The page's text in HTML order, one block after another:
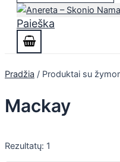
Paieška
Pradžia / Produktai su
Mackay
Rezultatų: 1